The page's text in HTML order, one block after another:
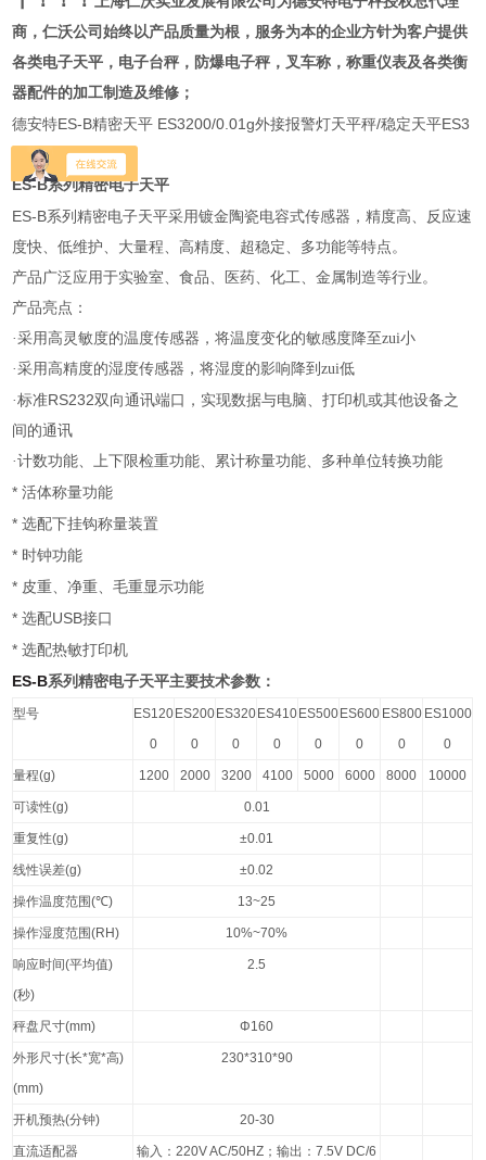
商 ，仁沃公司始终以产品质量为根，服务为本的企业方针为客户提供
各类电子天平，电子台秤，防爆电子秤，叉车称，称重仪表及各类衡
器配件的加工制造及维修；
德安特ES-B精密天平 ES3200/0.01g外接报警灯天平秤/稳定天平ES3
200/0.01g
ES-B系列精密电子天平
ES-B系列精密电子天平采用镀金陶瓷电容式传感器，精度高、反应速
度快、低维护、大量程、高精度、超稳定、多功能等特点。
产品广泛应用于实验室、食品、医药、化工、金属制造等行业。
产品亮点：
·采用高灵敏度的温度传感器，将温度变化的敏感度降至zui小
·采用高精度的湿度传感器，将湿度的影响降到zui低
·标准RS232双向通讯端口，实现数据与电脑、打印机或其他设备之
间的通讯
·计数功能、上下限检重功能、累计称量功能、多种单位转换功能
*活体称量功能
*选配下挂钩称量装置
* 时钟功能
* 皮重、净重、毛重显示功能
*选配USB接口
*选配热敏打印机
ES-B系列精密电子天平主要技术参数：
型号
ES120
0
ES200
0
ES320
0
ES410
0
ES500
0
ES600
0
ES800
0
ES1000
0
量程(g) 1200 2000 3200 4100 5000 6000 8000 10000
可读性(g) 0.01
重复性(g) ±0.01
线性误差(g) ±0.02
操作温度范围(℃) 13~25
操作湿度范围(RH) 10%~70%
响应时间(平均值)
(秒)
2.5
秤盘尺寸(mm) Φ160
外形尺寸(长*宽*高)
(mm)
230*310*90
开机预热(分钟) 20-30
直流适配器 输入：220V AC/50HZ ；输出：7.5V DC/6